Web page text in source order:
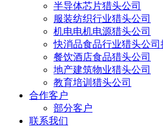
半导体芯片猎头公司
服装纺织行业猎头公司
机电电机电源猎头公司
快消品食品行业猎头公司
餐饮酒店食品猎头公司
地产建筑物业猎头公司
教育培训猎头公司
合作客户
部分客户
联系我们